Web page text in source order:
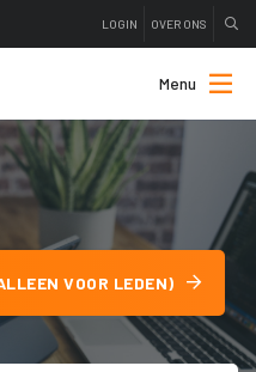
LOGIN OVER ONS
Menu
VOOR LEDEN)